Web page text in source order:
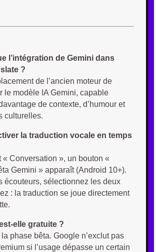
l’intégration de Gemini dans
?
de l’ancien moteur de
le modèle IA Gemini, capable
de contexte, d’humour et
culturelles.
la traduction vocale en temps
« Conversation », un bouton «
Gemini » apparaît (Android 10+).
écouteurs, sélectionnez les deux
: la traduction se joue directement
elle gratuite ?
phase bêta. Google n’exclut pas
si l’usage dépasse un certain